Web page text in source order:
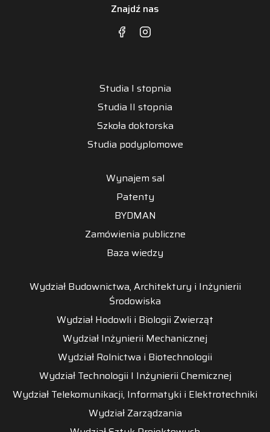
Znajdź nas
Studia I stopnia
Studia II stopnia
Szkoła doktorska
Studia podyplomowe
Wynajem sal
Patenty
BYDMAN
Zamówienia publiczne
Baza wiedzy
Wydział Budownictwa, Architektury i Inżynierii
Środowiska
Wydział Hodowli i Biologii Zwierząt
Wydział Inżynierii Mechanicznej
Wydział Rolnictwa i Biotechnologii
Wydział Technologii I Inżynierii Chemicznej
Wydział Telekomunikacji, Informatyki i Elektrotechniki
Wydział Zarządzania